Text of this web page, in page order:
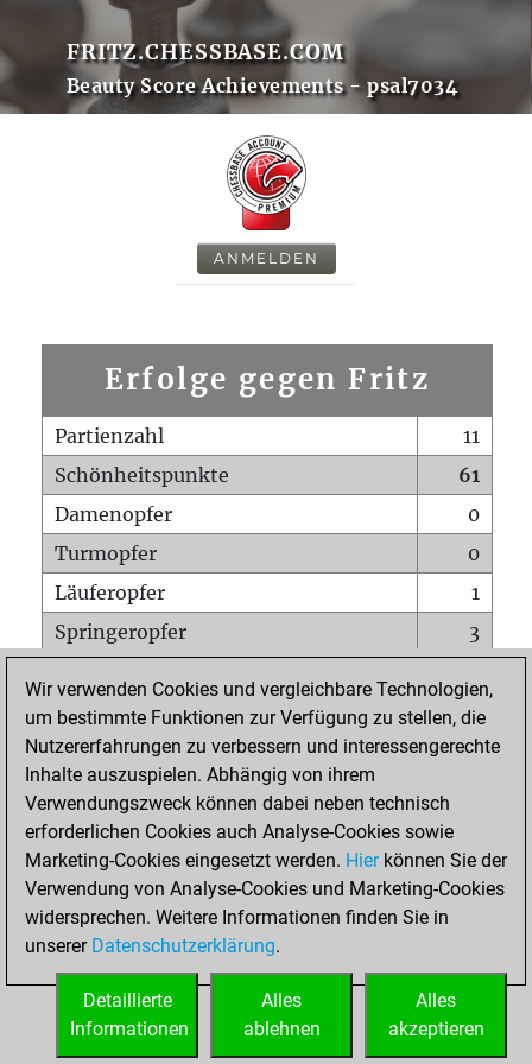
FRITZ.CHESSBASE.COM
Beauty Score Achievements - psal7034
ANMELDEN
Erfolge gegen Fritz
Partienzahl
11
Schönheitspunkte
61
Damenopfer
0
Turmopfer
0
Läuferopfer
1
Springeropfer
3
Matt auf vollem Brett
0
Bauer setzt Matt
0
Erstickte Matts
Unterverwandlungen
Türme auf der siebten
1
STARTSEITE
Wir verwenden Cookies und vergleichbare Technologien,
um bestimmte Funktionen zur Verfügung zu stellen, die
Nutzererfahrungen zu verbessern und interessengerechte
Inhalte auszuspielen. Abhängig von ihrem
Verwendungszweck können dabei neben technisch
erforderlichen Cookies auch Analyse-Cookies sowie
Marketing-Cookies eingesetzt werden. Hierkönnen Sie der
Verwendung von Analyse-Cookies und Marketing-Cookies
widersprechen. Weitere Informationen finden Sie in
unserer Datenschutzerklärung.
Alles
akzeptieren
Alles
ablehnen
Detaillierte
Informationen